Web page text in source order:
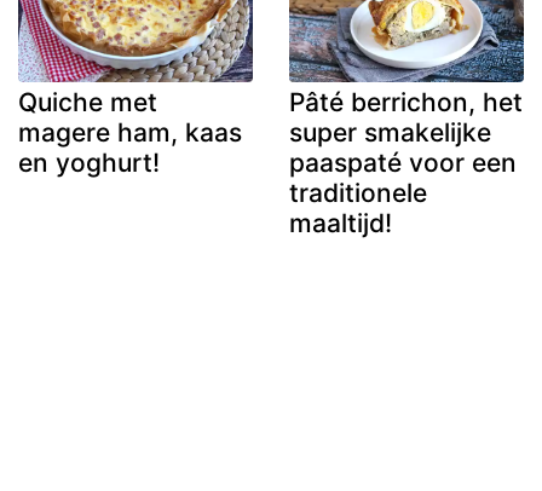
Quiche met
magere ham, kaas
en yoghurt!
Pâté berrichon, het
super smakelijke
paaspaté voor een
traditionele
maaltijd!